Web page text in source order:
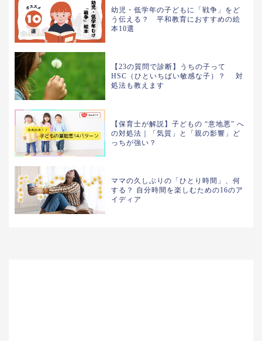
幼児・低学年の子どもに「戦争」をど
う伝える？ 平和教育におすすめの絵
本10選
【23の質問で診断】うちの子って
HSC（ひといちばい敏感な子）？ 対
処法も教えます
【保育士が解説】子どもの “意地悪” へ
の対処法｜「気質」と「親の影響」ど
っちが強い？
ママの久しぶりの「ひとり時間」、何
する？ 自分時間を楽しむための16のア
イディア